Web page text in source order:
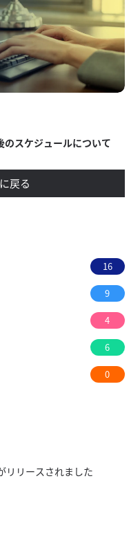
のスケジュールについて
戻る
16
9
4
6
0
リリースされました